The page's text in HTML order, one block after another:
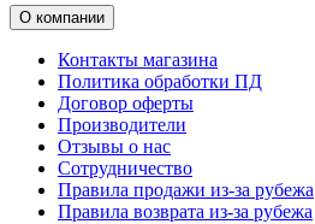
О компании
Контакты магазина
Политика обработки ПД
Договор оферты
Производители
Отзывы о нас
Сотрудничество
Правила продажи из-за рубежа
Правила возврата из-за рубежа